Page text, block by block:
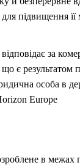
підвищення її
за
є результатом
особа в
Europe
в межах